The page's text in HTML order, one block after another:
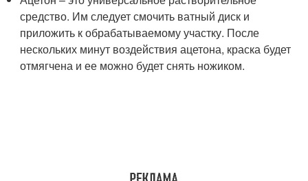
средство. Им следует смочить ватный диск и
приложить к обрабатываемому участку. После
нескольких минут воздействия ацетона, краска будет
отмягчена и ее можно будет снять ножиком.